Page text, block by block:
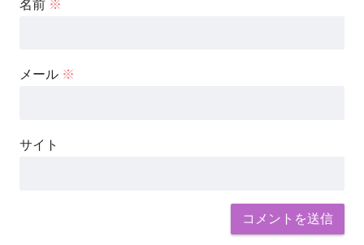
名前 ※
メール ※
サイト